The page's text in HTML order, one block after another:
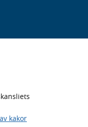
kakor